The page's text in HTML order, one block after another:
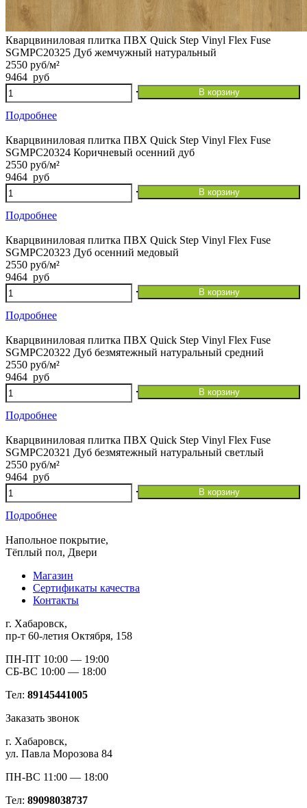
Кварцвиниловая плитка ПВХ Quick Step Vinyl Flex Fuse
SGMPC20325 Дуб жемчужный натуральный
2550 руб/м²
9464 руб
Количество
товара
Кварцвиниловая
ПВХ
Quick
Step
Vinyl
Flex
Fuse
SGMPC20325
Дуб
жемчужный
натуральный
В корзину
Подробнее
Кварцвиниловая плитка ПВХ Quick Step Vinyl Flex Fuse
SGMPC20324 Коричневый осенний дуб
2550 руб/м²
9464 руб
Количество
товара
Кварцвиниловая
ПВХ
Quick
Step
Vinyl
Flex
Fuse
SGMPC20324
Коричневый
осенний
дуб
В корзину
Подробнее
Кварцвиниловая плитка ПВХ Quick Step Vinyl Flex Fuse
SGMPC20323 Дуб осенний медовый
2550 руб/м²
9464 руб
Количество
товара
Кварцвиниловая
ПВХ
Quick
Step
Vinyl
Flex
Fuse
SGMPC20323
Дуб
осенний
медовый
В корзину
Подробнее
Кварцвиниловая плитка ПВХ Quick Step Vinyl Flex Fuse
SGMPC20322 Дуб безмятежный натуральный средний
2550 руб/м²
9464 руб
Количество
товара
Кварцвиниловая
ПВХ
Quick
Step
Vinyl
Flex
Fuse
SGMPC20322
Дуб
безмятежный
натуральный
В корзину
Подробнее
Кварцвиниловая плитка ПВХ Quick Step Vinyl Flex Fuse
SGMPC20321 Дуб безмятежный натуральный светлый
2550 руб/м²
9464 руб
Количество
товара
Кварцвиниловая
ПВХ
Quick
Vinyl
Flex
Fuse
Дуб
безмятежный
светлый
В корзину
Подробнее
Напольное покрытие,
Тёплый пол, Двери
Магазин
Сертификаты качества
Контакты
г. Хабаровск,
пр-т 60-летия Октября, 158
ПН-ПТ 10:00 — 19:00
СБ-ВС 10:00 — 18:00
Тел: 89145441005
Заказать звонок
г. Хабаровск,
ул. Павла Морозова 84
ПН-ВС 11:00 — 18:00
Тел: 89098038737